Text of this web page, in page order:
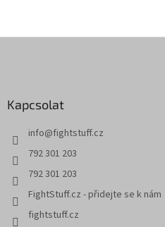
á
i
Kapcsolat
info@fightstuff.cz
792 301 203
792 301 203
FightStuff.cz - přidejte se k nám
fightstuff.cz